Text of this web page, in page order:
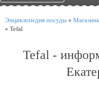
Энциклопедия посуды »
» Tefal
Tefal -